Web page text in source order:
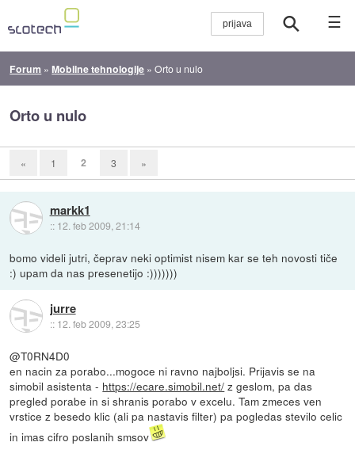
☰
Forum »Mobilne tehnologije »Orto u nulo
Orto u nulo
« 1 2 3 »
markk1
:: 12. feb 2009, 21:14
bomo videli jutri, čeprav neki optimist nisem kar se teh novosti tiče
:) upam da nas presenetijo :)))))))
jurre
:: 12. feb 2009, 23:25
@T0RN4D0
en nacin za porabo...mogoce ni ravno najboljsi. Prijavis se na
simobil asistenta - https://ecare.simobil.net/ z geslom, pa das
pregled porabe in si shranis porabo v excelu. Tam zmeces ven
vrstice z besedo klic (ali pa nastavis filter) pa pogledas stevilo celic
in imas cifro poslanih smsov